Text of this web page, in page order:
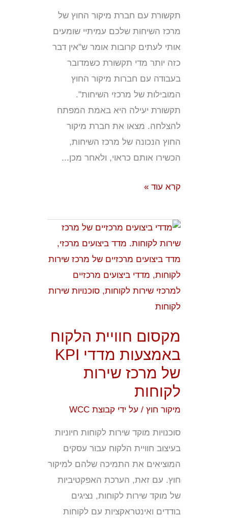
תקשורת עם חברת מיקור החוץ של
מרכז השיחות שלכם עמיתיי שומעים
אותי לעתים קרובות אומר ש"אין דבר
כזה יותר מדי תקשורת כשמדובר
בעבודה עם חברות מיקור החוץ
המובילות של מרכזי השיחות".
תקשורת יעילה היא באמת המפתח
להצלחה. מצאו את חברת מיקור
החוץ הנכונה של מרכז השיחות,
הכשירו אותם כראוי, ולאחר מכן...
קרא עוד »
מקסום חוויית הלקוח
באמצעות מדדי KPI
של מרכז שירות
לקוחות
מיקור חוץ/ על ידיקבוצת WCC
סוכנויות מוקד שירות לקוחות חיוניות
בעיצוב חוויית הלקוח עבור עסקים
המוציאים את התמיכה שלהם למיקור
חוץ. עם זאת, הערכת האפקטיביות
של מוקד שירות לקוחות, נציגים
בודדים ואינטראקציות עם לקוחות
מקסום
חוויית
הלקוח
באמצעות
מדדי
KPI
מרכז
שירות
לקוחות